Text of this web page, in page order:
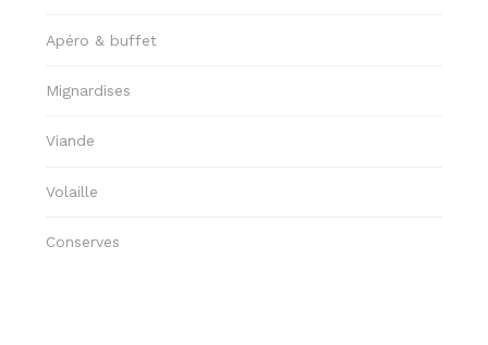
Apéro & buffet
Mignardises
Viande
Volaille
Conserves